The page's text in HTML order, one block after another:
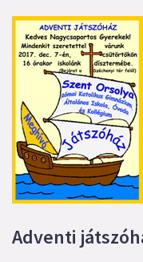
Adventi